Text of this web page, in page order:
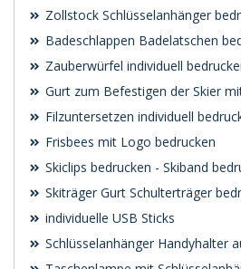
Zollstock Schlüsselanhänger
Badeschlappen Badelatschen
Zauberwürfel individuell
Gurt zum Befestigen der Skier
Filzuntersetzen individuell
Frisbees mit Logo bedrucken
Skiclips bedrucken - Skiband
Skiträger Gurt Schulterträger
individuelle USB Sticks
Schlüsselanhänger Handyhalter